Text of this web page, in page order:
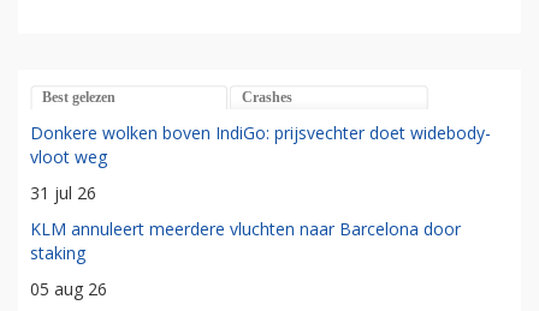
Best gelezen Crashes
Donkere wolken boven IndiGo: prijsvechter doet widebody-
vloot weg
31 jul 26
KLM annuleert meerdere vluchten naar Barcelona door
staking
05 aug 26